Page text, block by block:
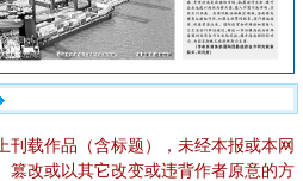
刊载作品（含标题），未经本报或本网
篡改或以其它改变或违背作者原意的方